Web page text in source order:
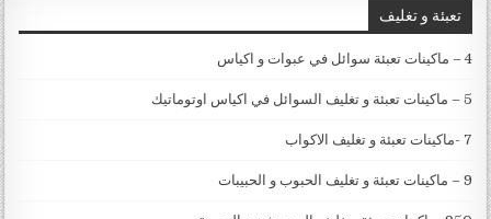
تعبئة و تغليف
4 – ماكينات تعبئة سوائل في عبوات و اكياس
5 – ماكينات تعبئة و تغليف السوائل في اكياس اوتوماتيك
7 -ماكينات تعبئة و تغليف الاكواب
9 – ماكينات تعبئة و تغليف الحبوب و الحبيبات